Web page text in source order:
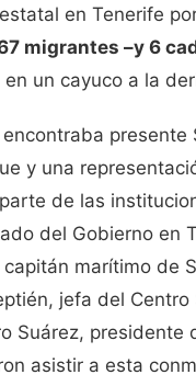
en Tenerife
migrantes –y 6
un cayuco a la
presente
y una
de las
del Gobierno en
marítimo de
jefa del Centro
Suárez, presidente
asistir a esta